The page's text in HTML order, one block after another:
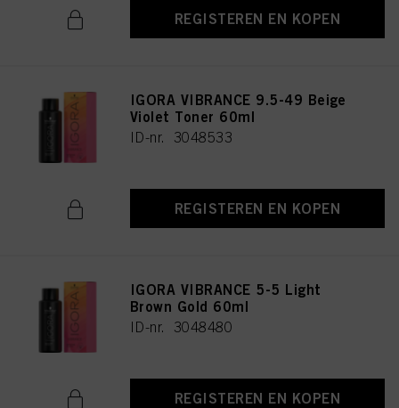
REGISTEREN EN KOPEN
IGORA VIBRANCE 9.5-49 Beige
Violet Toner 60ml
ID-nr. 3048533
REGISTEREN EN KOPEN
IGORA VIBRANCE 5-5 Light
Brown Gold 60ml
ID-nr. 3048480
REGISTEREN EN KOPEN